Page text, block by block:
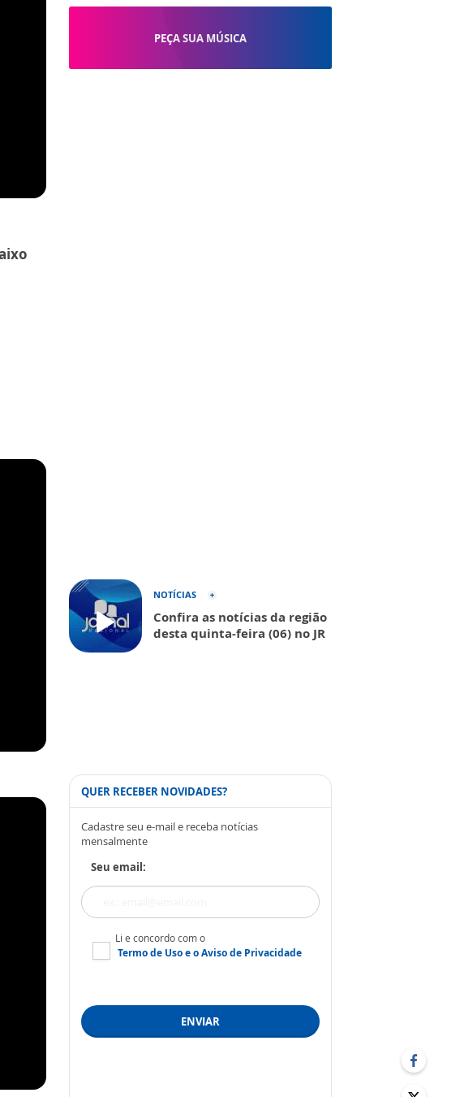
PEÇA SUA MÚSICA
NOTÍCIAS
Confira as notícias da região
desta quinta-feira (06) no JR
QUER RECEBER NOVIDADES?
Cadastre seu e-mail e receba notícias
mensalmente
Seu email:
Li e concordo com o
Termo de Usoe oAviso de Privacidade
ENVIAR